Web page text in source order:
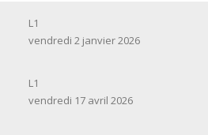
L1
vendredi 2 janvier 2026
L1
vendredi 17 avril 2026